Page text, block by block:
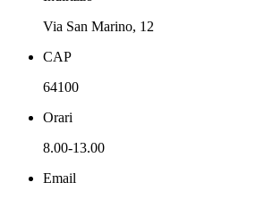
Via San Marino, 12
CAP
64100
Orari
8.00-13.00
Email